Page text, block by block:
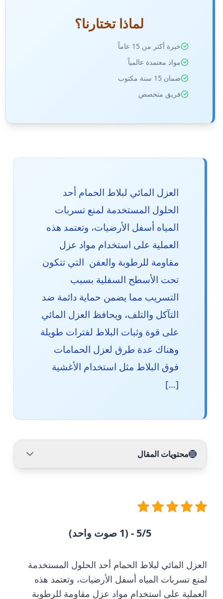
العزل المائي لبلاط الحمام أحد
الحلول المستخدمة لمنع تسربات
المياه أسفل الأرضيات، وتعتمد هذه
العملية على استخدام مواد عزل
مقاومة للرطوبة والعفن التي تتكون
تحت الأسطح السفلية بسبب
التسريب مما يضمن حماية دائمة ضد
التآكل والتلف، ويحافظ العزل المائي
على قوة وثبات البلاط لفترات طويلة
وهناك عدة طرق لعزل الحمامات
فوق البلاط مثل استخدام الأغشية
[…]
محتويات المقال
5/5 - (1 صوت واحد)
العزل المائي لبلاط الحمام أحد الحلول المستخدمة
لمنع تسربات المياه أسفل الأرضيات، وتعتمد هذه
العملية على استخدام مواد عزل مقاومة للرطوبة
لماذا تختارنا؟
خبرة أكثر من 15 عاماً
مواد معتمدة عالمياً
ضمان 15 سنة مكتوب
فريق متخصص